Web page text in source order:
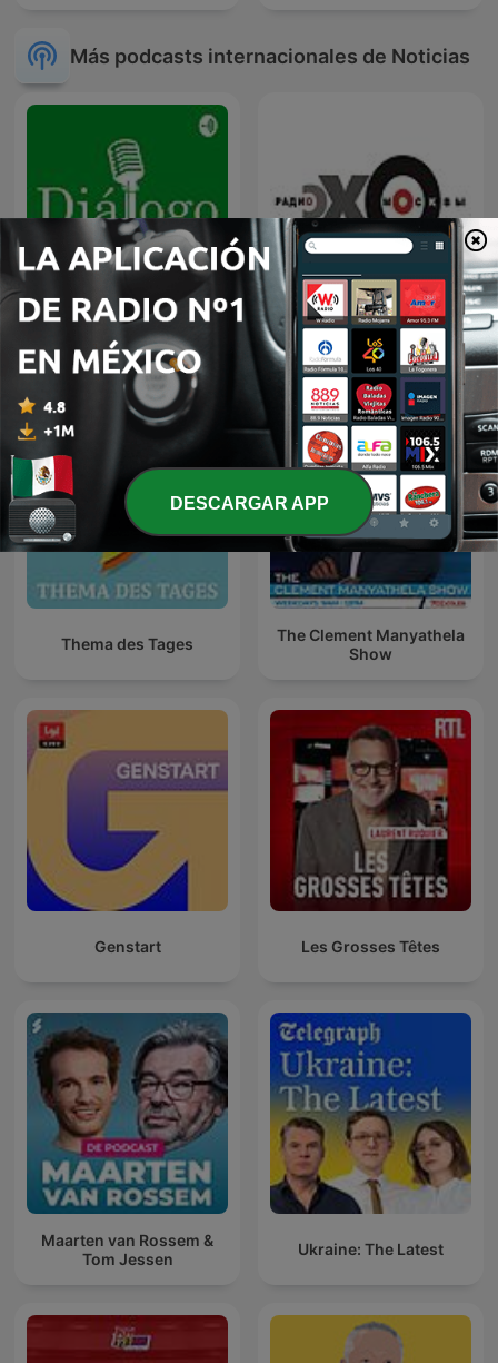
Más podcasts internacionales de Noticias
Diálogo en Panamericana Эхо Москвы
Thema des Tages
The Clement Manyathela
Show
Genstart Les Grosses Têtes
Maarten van Rossem &
Tom Jessen
Ukraine: The Latest
DESCARGAR APP